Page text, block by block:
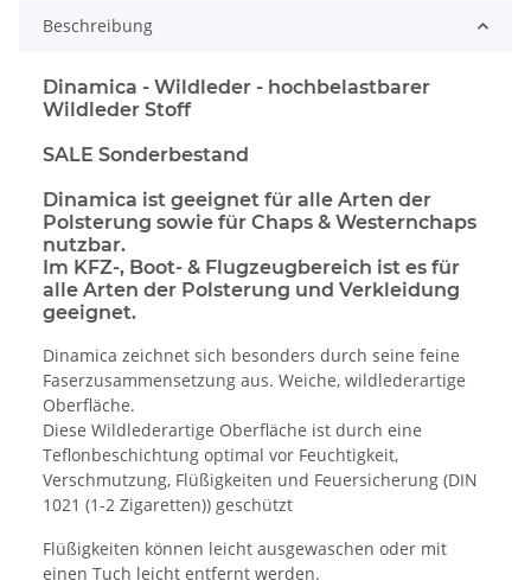
Beschreibung
Dinamica - Wildleder - hochbelastbarer
Wildleder Stoff
SALE Sonderbestand
Dinamica ist geeignet für alle Arten der
Polsterung sowie für Chaps & Westernchaps
nutzbar.
Im KFZ-, Boot- & Flugzeugbereich ist es für
alle Arten der Polsterung und Verkleidung
geeignet.
Dinamica zeichnet sich besonders durch seine feine
Faserzusammensetzung aus. Weiche, wildlederartige
Oberfläche.
Diese Wildlederartige Oberfläche ist durch eine
Teflonbeschichtung optimal vor Feuchtigkeit,
Verschmutzung, Flüßigkeiten und Feuersicherung (DIN
1021 (1-2 Zigaretten)) geschützt
Flüßigkeiten können leicht ausgewaschen oder mit
einen Tuch leicht entfernt werden.